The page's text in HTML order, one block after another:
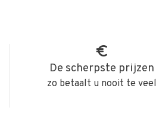
De scherpste prijzen
zo betaalt u nooit te veel